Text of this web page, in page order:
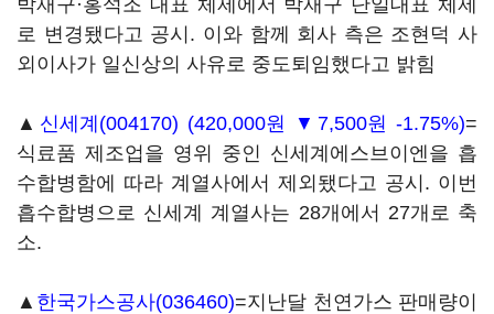
박재구·홍석조 대표 체제에서 박재구 단일대표 체제
로 변경됐다고 공시. 이와 함께 회사 측은 조현덕 사
외이사가 일신상의 사유로 중도퇴임했다고 밝힘
▲ 신세계(004170) (420,000원 ▼7,500원 -1.75%)=
식료품 제조업을 영위 중인 신세계에스브이엔을 흡
수합병함에 따라 계열사에서 제외됐다고 공시. 이번
흡수합병으로 신세계 계열사는 28개에서 27개로 축
소.
▲ 한국가스공사(036460)=지난달 천연가스 판매량이